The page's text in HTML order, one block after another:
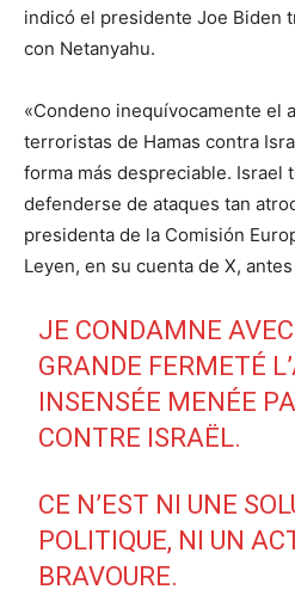
indicó el presidente Joe Biden
con Netanyahu.
«Condeno inequívocamente el
terroristas de Hamas contra
forma más despreciable. Israel
defenderse de ataques tan
presidenta de la Comisión
Leyen, en su cuenta de X,
JE CONDAMNE
GRANDE FERMETÉ
INSENSÉE MENÉE
CONTRE ISRAËL.
CE N’EST NI UNE
POLITIQUE, NI UN
BRAVOURE.